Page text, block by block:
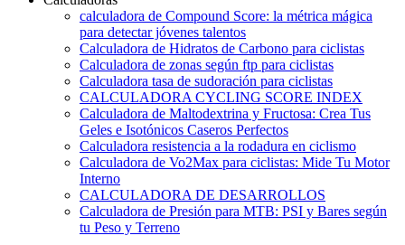
calculadora de Compound Score: la métrica mágica
para detectar jóvenes talentos
Calculadora de Hidratos de Carbono para ciclistas
Calculadora de zonas según ftp para ciclistas
Calculadora tasa de sudoración para ciclistas
CALCULADORA CYCLING SCORE INDEX
Calculadora de Maltodextrina y Fructosa: Crea Tus
Geles e Isotónicos Caseros Perfectos
Calculadora resistencia a la rodadura en ciclismo
Calculadora de Vo2Max para ciclistas: Mide Tu Motor
Interno
CALCULADORA DE DESARROLLOS
Calculadora de Presión para MTB: PSI y Bares según
tu Peso y Terreno